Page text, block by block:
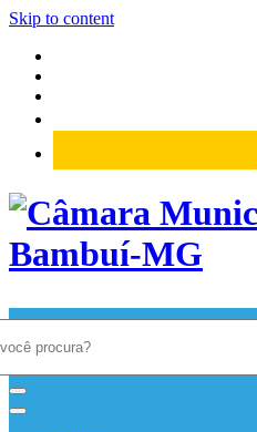
Skip to content
Câmara
MG